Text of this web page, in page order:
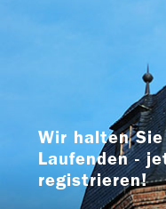
Wir halten
Laufenden -
registrieren!